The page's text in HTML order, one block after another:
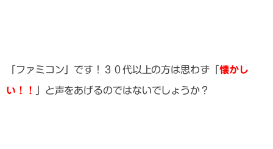
「ファミコン」です！３０代以上の方は思わず「 懐かし
い！！ 」と声をあげるのではないでしょうか？